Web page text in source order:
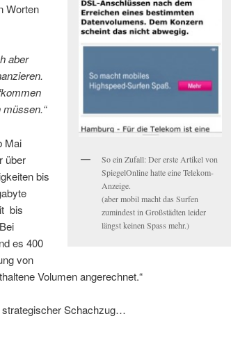
So ein Zufall: Der erste Artikel von
SpiegelOnline hatte eine Telekom-
Anzeige.
(aber mobil macht das Surfen
zumindest in Großstädten leider
längst keinen Spass mehr.)
Worten
aber
Mai
über
bis
bis
es 400
von
Volumen angerechnet.“
strategischer Schachzug…